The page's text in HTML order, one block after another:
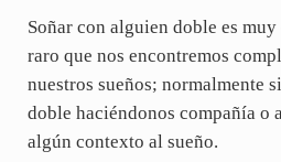
Soñar con alguien doble es
raro que nos encontremos
nuestros sueños; normalmente
doble haciéndonos compañía o
algún contexto al sueño.